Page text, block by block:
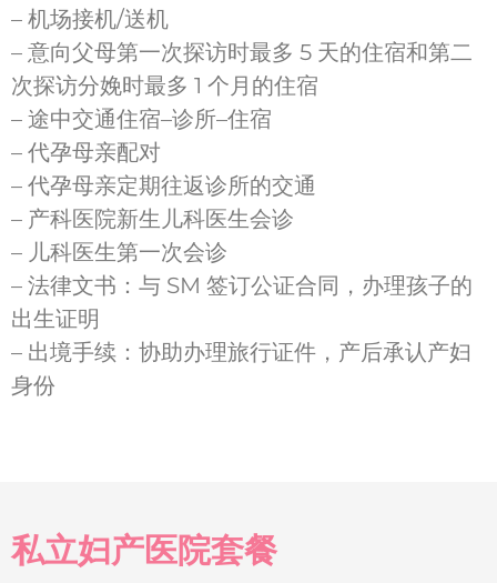
– 机场接机/送机
– 意向父母第一次探访时最多 5 天的住宿和第二
次探访分娩时最多 1 个月的住宿
– 途中交通住宿–诊所–住宿
– 代孕母亲配对
– 代孕母亲定期往返诊所的交通
– 产科医院新生儿科医生会诊
– 儿科医生第一次会诊
– 法律文书：与 SM 签订公证合同，办理孩子的
出生证明
– 出境手续：协助办理旅行证件，产后承认产妇
身份
私立妇产医院套餐